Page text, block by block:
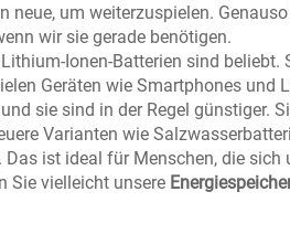
um weiterzuspielen.
wir sie gerade benötigen.
Ionen-Batterien sind
Geräten wie Smartphones
sie sind in der Regel günstiger.
Varianten wie
ist ideal für Menschen, die
Sie vielleicht unsere